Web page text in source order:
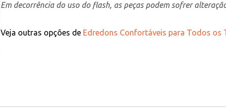
Em decorrência do uso do flash, as peças podem sofrer
Veja outras opções de Edredons Confortáveis para Todos os